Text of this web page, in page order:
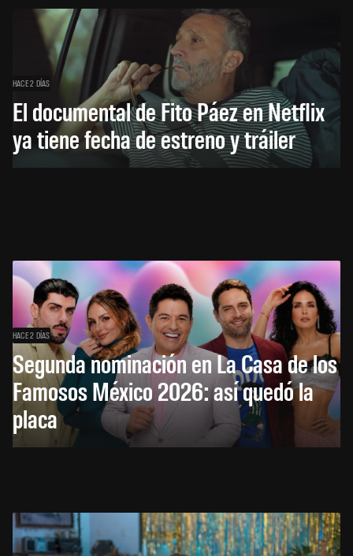
HACE 2 DÍAS
El documental de Fito Páez en Netflix
ya tiene fecha de estreno y tráiler
HACE 2 DÍAS
Segunda nominación en La Casa de los
Famosos México 2026: así quedó la
placa